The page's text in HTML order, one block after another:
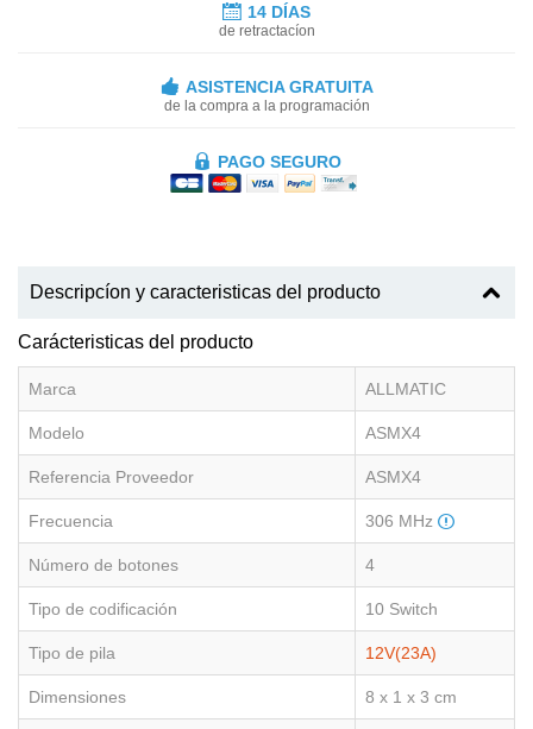
14 DÍAS
de retractacíon
ASISTENCIA GRATUITA
de la compra a la programación
PAGO SEGURO
Descripcíon y caracteristicas del producto
Carácteristicas del producto
Marca ALLMATIC
Modelo ASMX4
Referencia Proveedor ASMX4
Frecuencia 306 MHz
Número de botones 4
Tipo de codificación 10 Switch
Tipo de pila 12V(23A)
Dimensiones 8 x 1 x 3 cm